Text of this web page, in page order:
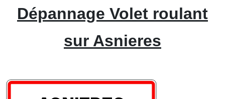
Dépannage Volet roulant
sur Asnieres